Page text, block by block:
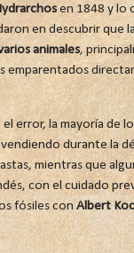
en 1848 y lo
en descubrir que
animales,
emparentados
error, la mayoría de
durante la
mientras que
con el cuidado
fósiles conAlbert